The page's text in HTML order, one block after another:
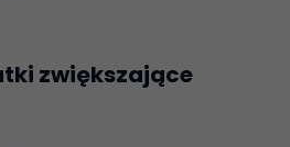
zwiększające